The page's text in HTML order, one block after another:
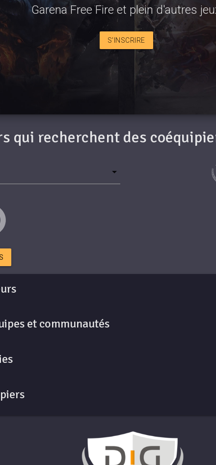
Garena Free Fire et plein d'autres
S'INSCRIRE
qui recherchent des
et communautés